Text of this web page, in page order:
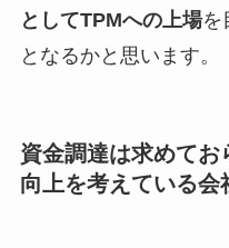
としてTPMへの上場を
となるかと思います。
資金調達は求めて
向上を考えている会